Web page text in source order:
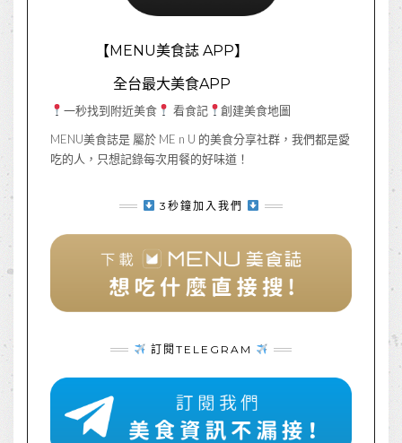
【MENU美食誌 APP】
全台最大美食APP
一秒找到附近美食 看食記
創建美食地圖
MENU美食誌是 屬於 ME n U 的美食分享社群，我們都是愛
吃的人，只想記錄每次用餐的好味道！
3秒鐘加入我們
訂閱TELEGRAM